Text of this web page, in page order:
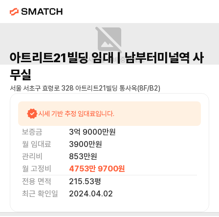
매물 사진을 준비 중이에요.
아트리트21빌딩임대 | 남부터미널역 사
무실
서울 서초구 효령로 328 아트리트21빌딩 통사옥(8F/B2)
시세 기반 추정 임대료입니다.
보증금 3억 9000만원
월 임대료
3900만원
관리비
853만원
월 고정비
4753만 9700원
전용 면적
215.53평
최근 확인일
2024.04.02